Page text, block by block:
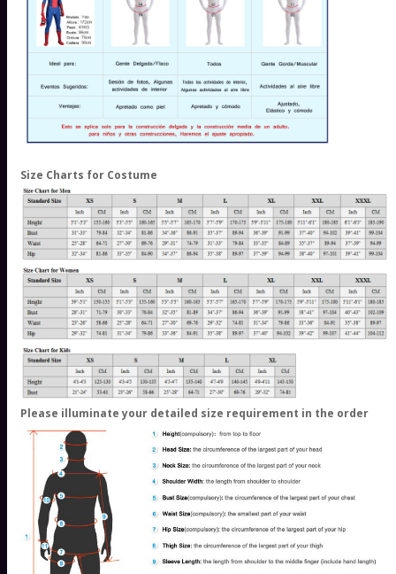
Size Charts for Costume
Please illuminate your detailed size requirement in the order